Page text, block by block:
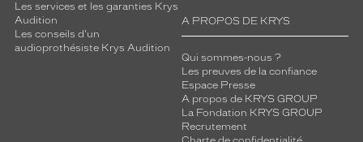
Les services et les garanties Krys
Audition
Les conseils d'un
audioprothésiste Krys Audition
A PROPOS DE KRYS
Qui sommes-nous ?
Les preuves de la confiance
Espace Presse
A propos de KRYS GROUP
La Fondation KRYS GROUP
Recrutement